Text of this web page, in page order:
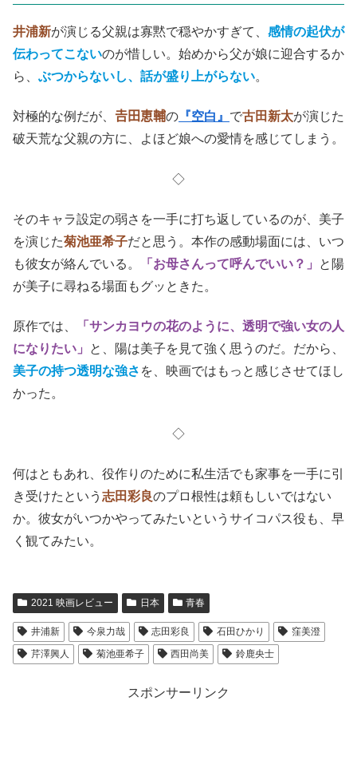
井浦新が演じる父親は寡黙で穏やかすぎて、 感情の起伏が
伝わってこないのが惜しい。始めから父が娘に迎合するか
ら、 ぶつからないし、話が盛り上がらない。
対極的な例だが、 𠮷田恵輔の 『空白』 で古田新太が演じた
破天荒な父親の方に、よほど娘への愛情を感じてしまう。
◇
そのキャラ設定の弱さを一手に打ち返しているのが、美子
を演じた菊池亜希子だと思う。本作の感動場面には、いつ
も彼女が絡んでいる。
「お母さんって呼んでいい？」
と陽
が美子に尋ねる場面もグッときた。
原作では、
「サンカヨウの花のように、透明で強い女の人
になりたい」
と、陽は美子を見て強く思うのだ。だから、
美子の持つ透明な強さ を、映画ではもっと感じさせてほし
かった。
◇
何はともあれ、役作りのために私生活でも家事を一手に引
き受けたという 志田彩良のプロ根性は頼もしいではない
か。彼女がいつかやってみたいというサイコパス役も、早
く観てみたい。
2021 映画レビュー 日本 青春
井浦新 今泉力哉 志田彩良 石田ひかり
窪美澄
芹澤興人
菊池亜希子 西田尚美 鈴鹿央士
スポンサーリンク